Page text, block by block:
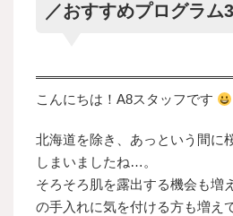
／おすすめプログラム3
こんにちは！A8スタッフです
北海道を除き、あっという間に
しまいましたね…。
そろそろ肌を露出する機会も増
の手入れに気を付ける方も増え